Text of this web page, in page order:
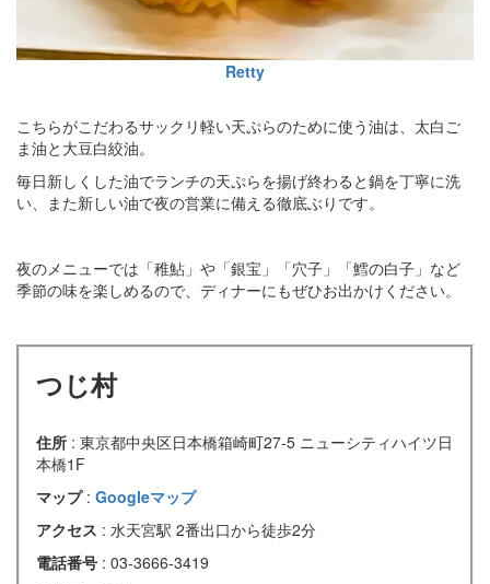
Retty
こちらがこだわるサックリ軽い天ぷらのために使う油は、太白ご
ま油と大豆白絞油。
毎日新しくした油でランチの天ぷらを揚げ終わると鍋を丁寧に洗
い、また新しい油で夜の営業に備える徹底ぶりです。
夜のメニューでは「稚鮎」や「銀宝」「穴子」「鱈の白子」など
季節の味を楽しめるので、ディナーにもぜひお出かけください。
つじ村
住所 : 東京都中央区日本橋箱崎町27-5 ニューシティハイツ日
本橋1F
マップ : Googleマップ
アクセス : 水天宮駅 2番出口から徒歩2分
電話番号 : 03-3666-3419